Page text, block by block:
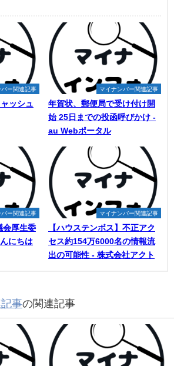
バー関連記事
ッシュ
マイナンバー関連記事
年賀状、郵便局で受け付け開
始 25日までの投函呼びかけ -
au Webポータル
バー関連記事
会厚生委
にちは
マイナンバー関連記事
【ハウステンボス】不正アク
セス約154万6000名の情報流
出の可能性 - 株式会社アクト
事の関連記事